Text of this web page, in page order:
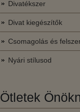
Divatékszer
Divat kiegészítők
Csomagolás és
Nyári stílusod
Ötletek